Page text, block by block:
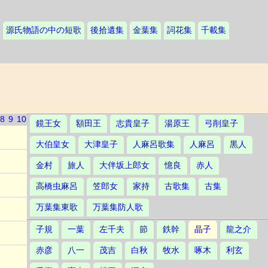
源氏物語の中の短歌 後拾遺集 金葉集 詞花集 千載集
8 9 10 鏡王女 額田王 志貴皇子 湯原王 弓削皇子
大伯皇女 大津皇子 人麻呂歌集 人麻呂 黒人
金村 旅人 大伴坂上郎女 憶良 赤人
高橋虫麻呂 笠郎女 家持 古歌集 古集
万葉集東歌 万葉集防人歌
子規 一葉 左千夫 節 鉄幹 晶子 龍之介
赤彦 八一 茂吉 白秋 牧水 啄木 利玄